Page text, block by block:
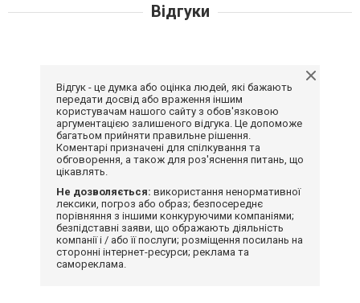
Відгуки
Відгук - це думка або оцінка людей, які бажають
передати досвід або враження іншим
користувачам нашого сайту з обов'язковою
аргументацією залишеного відгука. Це допоможе
багатьом прийняти правильне рішення.
Коментарі призначені для спілкування та
обговорення, а також для роз'яснення питань, що
цікавлять.
Не дозволяється: використання ненормативної
лексики, погроз або образ; безпосереднє
порівняння з іншими конкуруючими компаніями;
безпідставні заяви, що ображають діяльність
компанії і / або її послуги; розміщення посилань на
сторонні інтернет-ресурси; реклама та
самореклама.